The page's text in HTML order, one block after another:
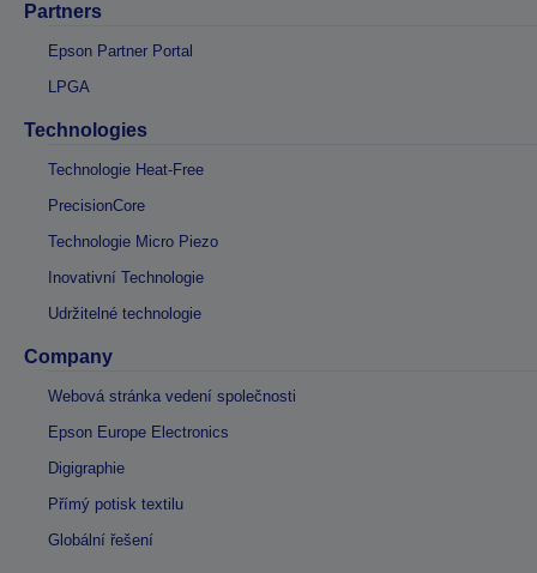
Partners
Epson Partner Portal
LPGA
Technologies
Technologie Heat-Free
PrecisionCore
Technologie Micro Piezo
Inovativní Technologie
Udržitelné technologie
Company
Webová stránka vedení společnosti
Epson Europe Electronics
Digigraphie
Přímý potisk textilu
Globální řešení